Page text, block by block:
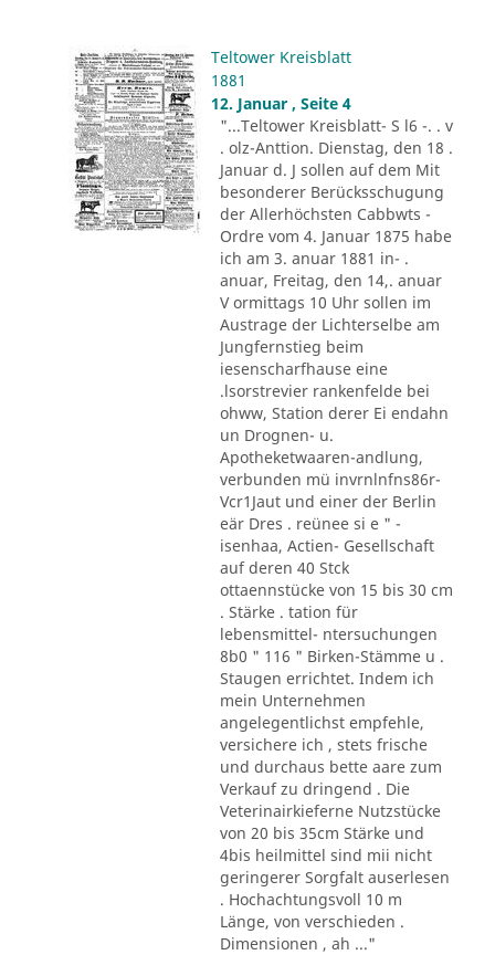
Teltower Kreisblatt
1881
12. Januar , Seite 4
"...Teltower Kreisblatt- S l6 -. . v
. olz-Anttion. Dienstag, den 18 .
Januar d. J sollen auf dem Mit
besonderer Berücksschugung
der Allerhöchsten Cabbwts -
Ordre vom 4. Januar 1875 habe
ich am 3. anuar 1881 in- .
anuar, Freitag, den 14,. anuar
V ormittags 10 Uhr sollen im
Austrage der Lichterselbe am
Jungfernstieg beim
iesenscharfhause eine
.lsorstrevier rankenfelde bei
ohww, Station derer Ei endahn
un Drognen- u.
Apotheketwaaren-andlung,
verbunden mü invrnlnfns86r-
Vcr1Jaut und einer der Berlin
eär Dres . reünee si e " -
isenhaa, Actien- Gesellschaft
auf deren 40 Stck
ottaennstücke von 15 bis 30 cm
. Stärke . tation für
lebensmittel- ntersuchungen
8b0 " 116 " Birken-Stämme u .
Staugen errichtet. Indem ich
mein Unternehmen
angelegentlichst empfehle,
versichere ich , stets frische
und durchaus bette aare zum
Verkauf zu dringend . Die
Veterinairkieferne Nutzstücke
von 20 bis 35cm Stärke und
4bis heilmittel sind mii nicht
geringerer Sorgfalt auserlesen
. Hochachtungsvoll 10 m
Länge, von verschieden .
Dimensionen , ah ..."